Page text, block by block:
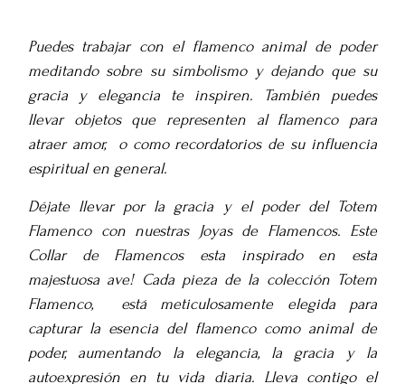
Puedes trabajar con el flamenco animal de poder
meditando sobre su simbolismo y dejando que su
gracia y elegancia te inspiren. También puedes
llevar objetos que representen al flamenco para
atraer amor, o como recordatorios de su influencia
espiritual en general.
Déjate llevar por la gracia y el poder del Totem
Flamenco con nuestras Joyas de Flamencos. Este
Collar de Flamencos esta inspirado en esta
majestuosa ave! Cada pieza de la colección Totem
Flamenco, está meticulosamente elegida para
capturar la esencia del flamenco como animal de
poder, aumentando la elegancia, la gracia y la
autoexpresión en tu vida diaria. Lleva contigo el